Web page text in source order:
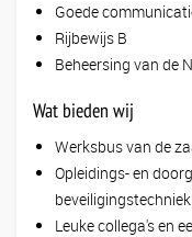
Goede
Rijbewijs B
Beheersing van de
Wat bieden wij
Werksbus van de
Opleidings- en
beveiligingstechniek.
Leuke collega's en